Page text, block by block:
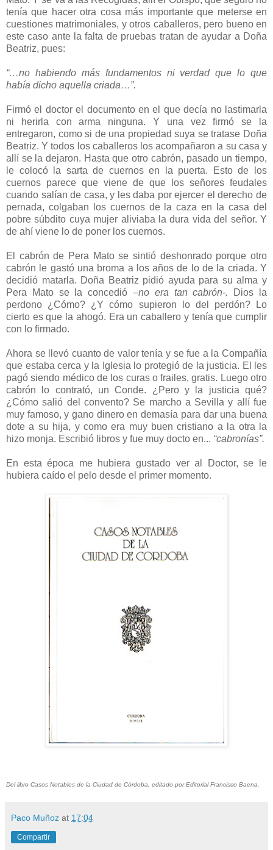
tenía que hacer otra cosa más importante que meterse en
cuestiones matrimoniales, y otros caballeros, pero bueno en
este caso ante la falta de pruebas tratan de ayudar a Doña
Beatriz, pues:
“…no habiendo más fundamentos ni verdad que lo que
había dicho aquella criada…”.
Firmó el doctor el documento en el que decía no lastimarla
ni herirla con arma ninguna. Y una vez firmó se la
entregaron, como si de una propiedad suya se tratase Doña
Beatriz. Y todos los caballeros los acompañaron a su casa y
allí se la dejaron. Hasta que otro cabrón, pasado un tiempo,
le colocó la sarta de cuernos en la puerta. Esto de los
cuernos parece que viene de que los señores feudales
cuando salían de casa, y les daba por ejercer el derecho de
pernada, colgaban los cuernos de la caza en la casa del
pobre súbdito cuya mujer aliviaba la dura vida del señor. Y
de ahí viene lo de poner los cuernos.
El cabrón de Pera Mato se sintió deshonrado porque otro
cabrón le gastó una broma a los años de lo de la criada. Y
decidió matarla. Doña Beatriz pidió ayuda para su alma y
Pera Mato se la concedió –no era tan cabrón-. Dios la
perdono ¿Cómo? ¿Y cómo supieron lo del perdón? Lo
cierto es que la ahogó. Era un caballero y tenía que cumplir
con lo firmado.
Ahora se llevó cuanto de valor tenía y se fue a la Compañía
que estaba cerca y la Iglesia lo protegió de la justicia. El les
pagó siendo médico de los curas o frailes, gratis. Luego otro
cabrón lo contrató, un Conde. ¿Pero y la justicia qué?
¿Cómo salió del convento? Se marcho a Sevilla y allí fue
muy famoso, y gano dinero en demasía para dar una buena
dote a su hija, y como era muy buen cristiano a la otra la
hizo monja. Escribió libros y fue muy docto en... “cabronías”.
En esta época me hubiera gustado ver al Doctor, se le
hubiera caído el pelo desde el primer momento.
Del libro Casos Notables de la Ciudad de Córdoba, editado por Editorial Francisco Baena.
Paco Muñoz at 17:04
Compartir